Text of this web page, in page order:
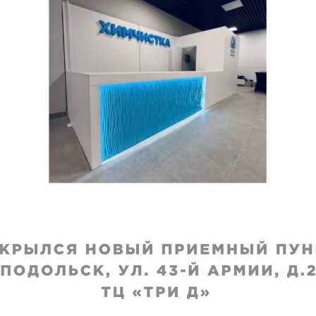
рукавов (пара)
(текстиль)
Укорачивание рукавов (пара)
Пальто, пиджак,
без подкладки
Срок исполнения